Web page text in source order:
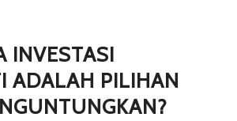
INVESTASI
ADALAH PILIHAN